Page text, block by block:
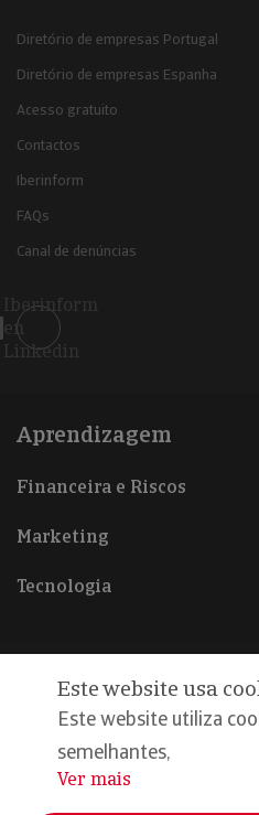
Diretório de empresas Portugal
Diretório de empresas Espanha
Acesso gratuito
Contactos
Iberinform
FAQs
Canal de denúncias
Iberinform
en
Linkedin
Aprendizagem
Financeira e Riscos
Marketing
Tecnologia
@Copyright 2026, Iberinform
Aviso legal
Política de cookies
Este website usa
Este website utiliza
semelhantes,
...
Ver mais